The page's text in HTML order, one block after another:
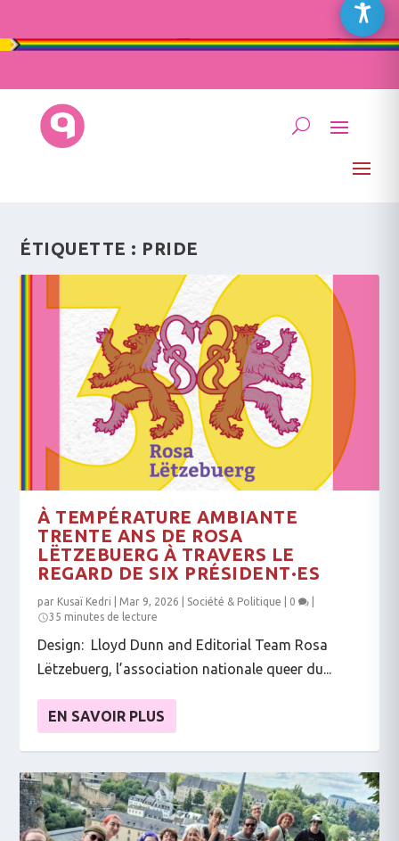
ÉTIQUETTE : PRIDE
À TEMPÉRATURE AMBIANTE
TRENTE ANS DE ROSA
LËTZEBUERG À TRAVERS LE
REGARD DE SIX PRÉSIDENT·ES
par Kusaï Kedri Mar 9, 2026 Société & Politique 0
35 minutes de lecture
Design: Lloyd Dunn and Editorial Team Rosa
Lëtzebuerg, l’association nationale queer du...
EN SAVOIR PLUS